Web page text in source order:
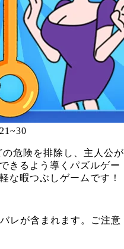
危険を排除し、主人公が
きるよう導くパズルゲー
な暇つぶしゲームです！
レが含まれます。ご注意